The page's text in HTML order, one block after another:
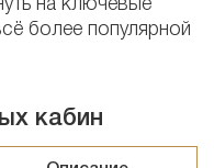
на ключевые
более популярной
кабин